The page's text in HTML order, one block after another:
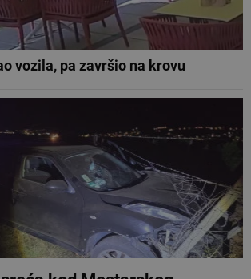
vozila, pa završio na krovu